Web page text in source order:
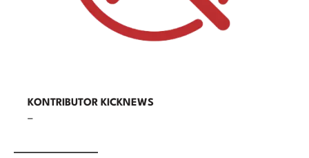
KONTRIBUTOR KICKNEWS
–